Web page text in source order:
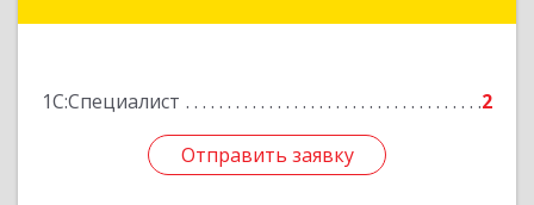
1С:Специалист 2
Отправить заявку
Отправить заявку